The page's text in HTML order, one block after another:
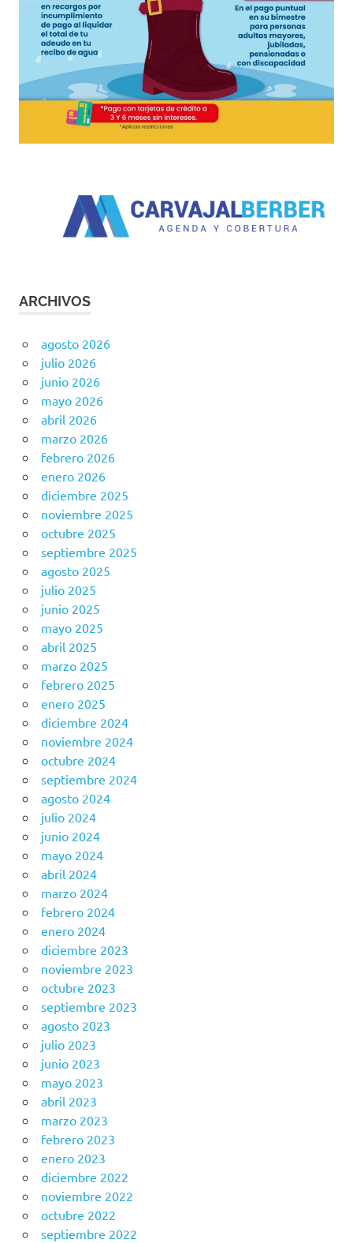
ARCHIVOS
agosto 2026
julio 2026
junio 2026
mayo 2026
abril 2026
marzo 2026
febrero 2026
enero 2026
diciembre 2025
noviembre 2025
octubre 2025
septiembre 2025
agosto 2025
julio 2025
junio 2025
mayo 2025
abril 2025
marzo 2025
febrero 2025
enero 2025
diciembre 2024
noviembre 2024
octubre 2024
septiembre 2024
agosto 2024
julio 2024
junio 2024
mayo 2024
abril 2024
marzo 2024
febrero 2024
enero 2024
diciembre 2023
noviembre 2023
octubre 2023
septiembre 2023
agosto 2023
julio 2023
junio 2023
mayo 2023
abril 2023
marzo 2023
febrero 2023
enero 2023
diciembre 2022
noviembre 2022
octubre 2022
septiembre 2022